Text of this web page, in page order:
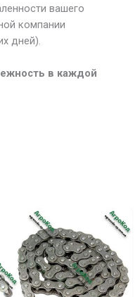
вашего
компании
дней).
в каждой